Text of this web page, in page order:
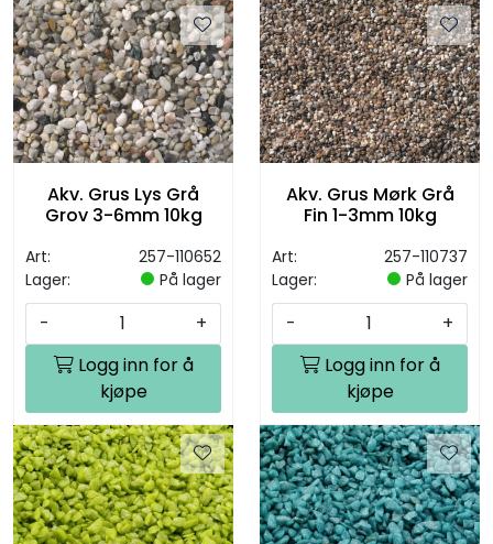
Akv. Grus Lys Grå
Grov 3-6mm 10kg
Art:
257-110652
Lager:
På lager
-
+
Logg inn for å
kjøpe
Akv. Grus Mørk Grå
Fin 1-3mm 10kg
Art:
257-110737
Lager:
På lager
-
+
Logg inn for å
kjøpe